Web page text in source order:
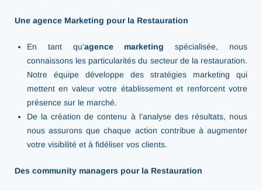
Une agence Marketing pour la Restauration
En tant qu’agence marketing spécialisée, nous
connaissons les particularités du secteur de la restauration.
Notre équipe développe des stratégies marketing qui
mettent en valeur votre établissement et renforcent votre
présence sur le marché.
De la création de contenu à l’analyse des résultats, nous
nous assurons que chaque action contribue à augmenter
votre visibilité et à fidéliser vos clients.
Des community managers pour la Restauration